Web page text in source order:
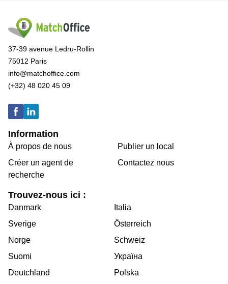
37-39 avenue Ledru-Rollin
75012 Paris
info@matchoffice.com
(+32) 48 020 45 09
Information
À propos de nous
Créer un agent de
recherche
Publier un local
Contactez nous
Trouvez-nous ici :
Danmark
Sverige
Norge
Suomi
Deutchland
Italia
Österreich
Schweiz
Україна
Polska